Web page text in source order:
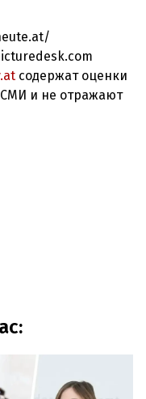
содержат оценки
СМИ и не отражают